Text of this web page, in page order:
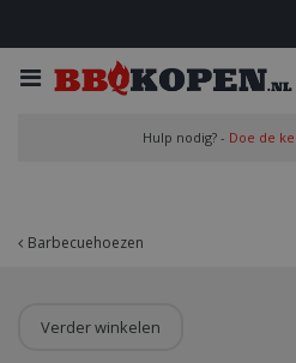
Barbecuehoezen
Hulp nodig? - Doe de
Verder winkelen